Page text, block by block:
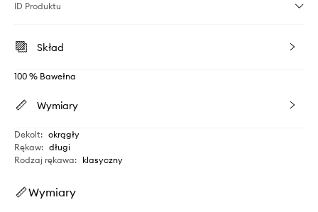
ID Produktu
Skład
100 % Bawełna
Wymiary
Dekolt: okrągły
Rękaw: długi
Rodzaj rękawa: klasyczny
Wymiary